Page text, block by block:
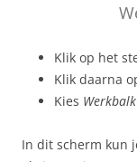
Klik op het
Klik daarna
Kies
In dit scherm kun